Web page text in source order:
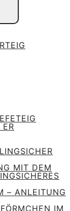
MIT DEM
– ANLEITUNG
IM